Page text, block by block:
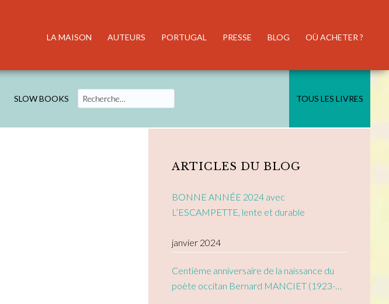
LA MAISON AUTEURS PORTUGAL PRESSE BLOG OÙ ACHETER ?
SLOW BOOKS
Search
TOUS LES LIVRES
Sidebar
ARTICLES DU BLOG
BONNE ANNÉE 2024 avec
L’ESCAMPETTE, lente et durable
janvier 2024
Centième anniversaire de la naissance du
poète occitan Bernard MANCIET (1923-